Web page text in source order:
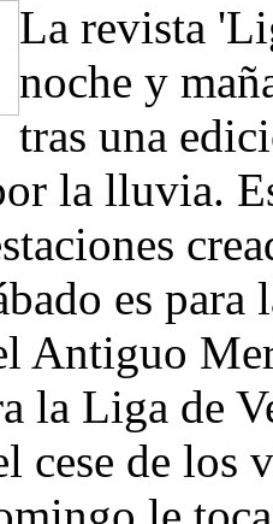
La revista
noche y
tras una
la lluvia.
es
Antiguo
la Liga de
cese de los